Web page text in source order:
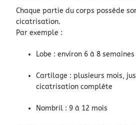
Chaque partie du corps possède
cicatrisation.
Par exemple :
Lobe : environ 6 à 8 semaines
Cartilage : plusieurs mois,
cicatrisation complète
Nombril : 9 à 12 mois